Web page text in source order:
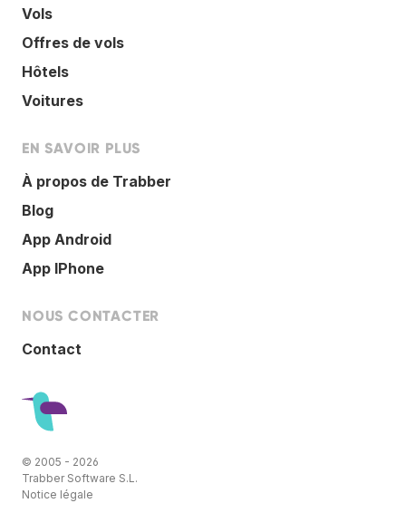
Vols
Offres de vols
Hôtels
Voitures
EN SAVOIR PLUS
À propos de Trabber
Blog
App Android
App IPhone
NOUS CONTACTER
Contact
© 2005 - 2026
Trabber Software S.L.
Notice légale